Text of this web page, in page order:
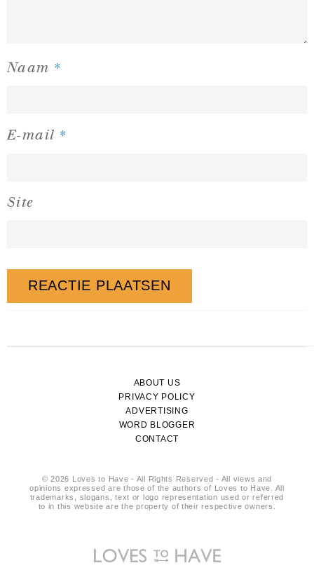
Naam *
E-mail *
Site
ABOUT US
PRIVACY POLICY
ADVERTISING
WORD BLOGGER
CONTACT
© 2026 Loves to Have - All Rights Reserved - All views and
opinions expressed are those of the authors of Loves to Have. All
trademarks, slogans, text or logo representation used or referred
to in this website are the property of their respective owners.